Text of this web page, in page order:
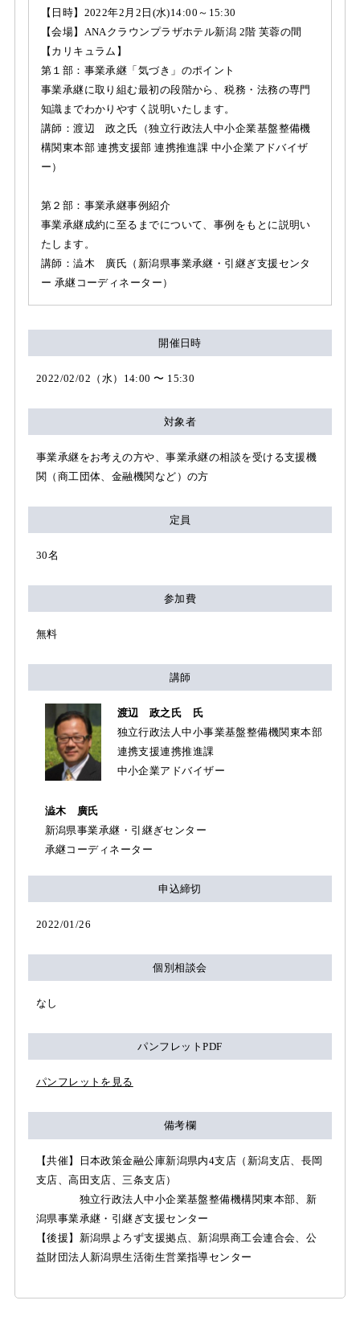
【日時】2022年2月2日(水)14:00～15:30
【会場】ANAクラウンプラザホテル新潟 2階 芙蓉の間
【カリキュラム】
第１部：事業承継「気づき」のポイント
事業承継に取り組む最初の段階から、税務・法務の専門
知識までわかりやすく説明いたします。
講師：渡辺 政之氏（独立行政法人中小企業基盤整備機
構関東本部 連携支援部 連携推進課 中小企業アドバイザ
ー）
第２部：事業承継事例紹介
事業承継成約に至るまでについて、事例をもとに説明い
たします。
講師：澁木 廣氏（新潟県事業承継・引継ぎ支援センタ
ー 承継コーディネーター）
開催日時
2022/02/02（水）14:00 〜 15:30
対象者
事業承継をお考えの方や、事業承継の相談を受ける支援機
関（商工団体、金融機関など）の方
定員
30名
参加費
無料
講師
渡辺 政之氏 氏
独立行政法人中小事業基盤整備機関東本部
連携支援連携推進課
中小企業アドバイザー
澁木 廣氏
新潟県事業承継・引継ぎセンター
承継コーディネーター
申込締切
2022/01/26
個別相談会
なし
パンフレットPDF
パンフレットを見る
備考欄
【共催】日本政策金融公庫新潟県内4支店（新潟支店、長岡
支店、高田支店、三条支店）
独立行政法人中小企業基盤整備機構関東本部、新
潟県事業承継・引継ぎ支援センター
【後援】新潟県よろず支援拠点、新潟県商工会連合会、公
益財団法人新潟県生活衛生営業指導センター